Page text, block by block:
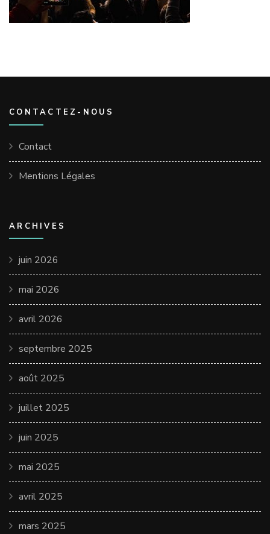
CONTACTEZ-NOUS
Contact
Mentions Légales
ARCHIVES
juin 2026
mai 2026
avril 2026
septembre 2025
août 2025
juillet 2025
juin 2025
mai 2025
avril 2025
mars 2025